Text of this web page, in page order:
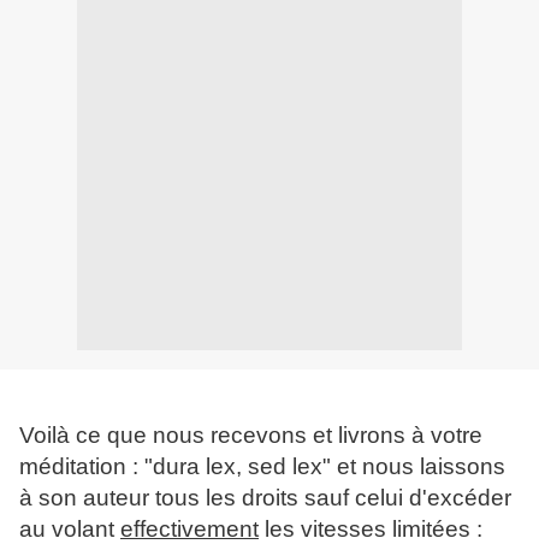
Voilà ce que nous recevons et livrons à votre
méditation : "dura lex, sed lex" et nous laissons
à son auteur tous les droits sauf celui d'excéder
au volant effectivement les vitesses limitées :